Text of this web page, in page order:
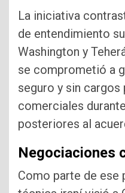
La iniciativa
de entendimiento
Washington y
se comprometió a
seguro y sin cargos
comerciales
posteriores al
Negociaciones
Como parte de ese